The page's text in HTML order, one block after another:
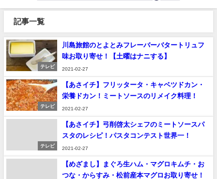
記事一覧
テレビ
川島旅館のとよとみフレーバーバタートリュフ
味お取り寄せ！【土曜はナニする】
2021-02-27
テレビ
【あさイチ】フリッタータ・キャベツドカン・
栄養ドカン！ミートソースのリメイク料理！
2021-02-27
テレビ
【あさイチ】弓削啓太シェフのミートソースパ
スタのレシピ！パスタコンテスト世界一！
2021-02-27
【めざまし】まぐろ生ハム・マグロキムチ・お
つな・からすみ・松前産本マグロお取り寄せ！